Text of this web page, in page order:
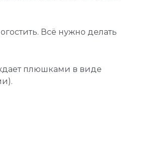
Всё нужно делать
плюшками в виде